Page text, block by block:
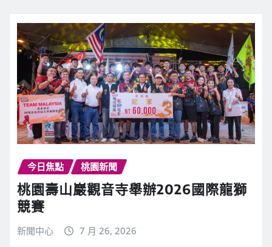
今日焦點 桃園新聞
桃園壽山巖觀音寺舉辦2026國際龍獅
競賽
新聞中心 7 月 26, 2026